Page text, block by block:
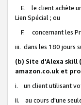
E. le client achète
Lien Spécial ; ou
F. concernant les
iii. dans les 180 jours
(b) Site d'Alexa
amazon.co.uk et
i. un client utilisant
ii. au cours d'une